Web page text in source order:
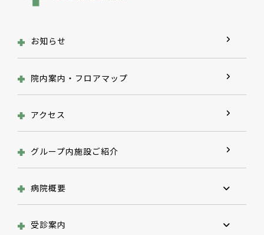
お知らせ
院内案内・フロアマップ
アクセス
グループ内施設ご紹介
病院概要
受診案内